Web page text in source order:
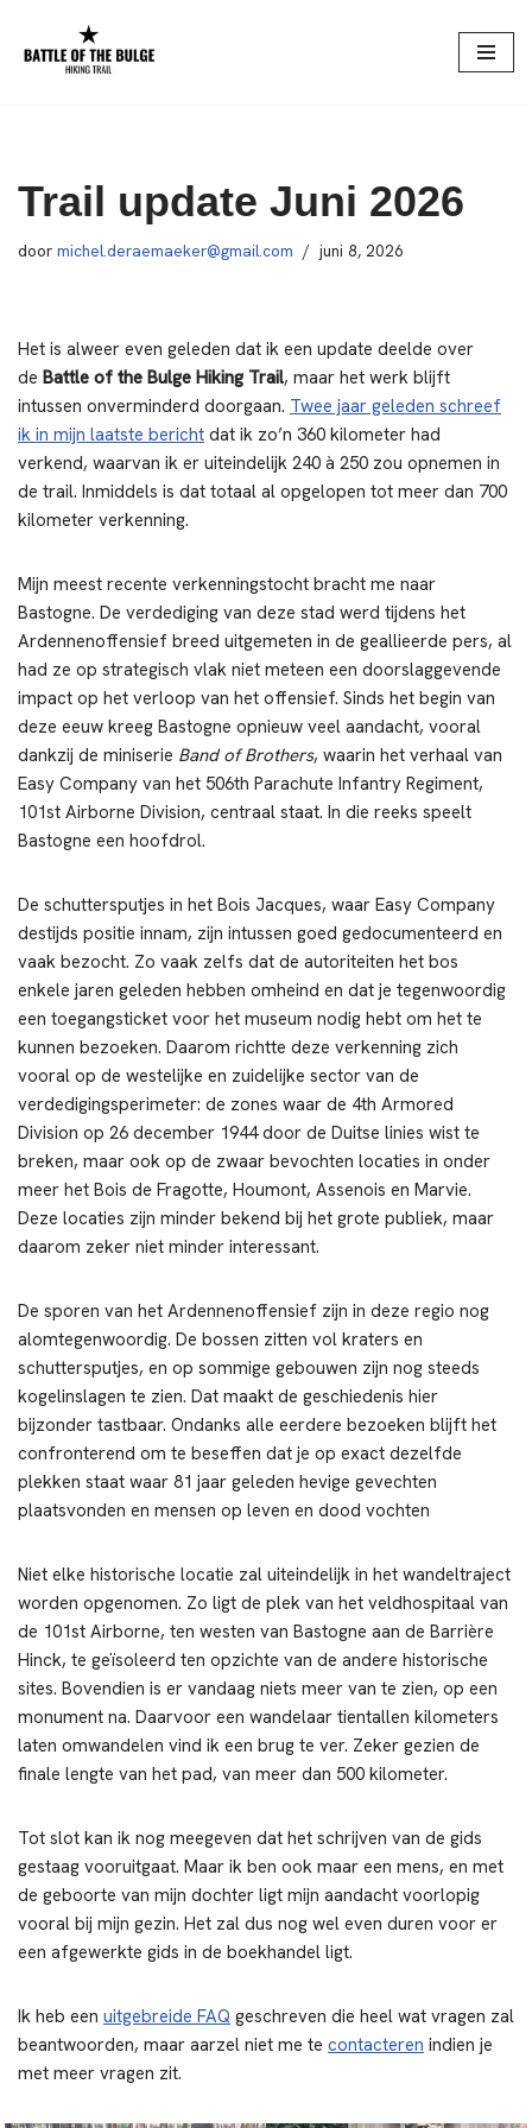
Spring
Trail update Juni 2026
door michel.deraemaeker@gmail.com juni 8, 2026
Het is alweer even geleden dat ik een update deelde over
de Battle of the Bulge Hiking Trail, maar het werk blijft
intussen onverminderd doorgaan. Twee jaar geleden schreef
ik in mijn laatste bericht dat ik zo’n 360 kilometer had
verkend, waarvan ik er uiteindelijk 240 à 250 zou opnemen in
de trail. Inmiddels is dat totaal al opgelopen tot meer dan 700
kilometer verkenning.
Mijn meest recente verkenningstocht bracht me naar
Bastogne. De verdediging van deze stad werd tijdens het
Ardennenoffensief breed uitgemeten in de geallieerde pers, al
had ze op strategisch vlak niet meteen een doorslaggevende
impact op het verloop van het offensief. Sinds het begin van
deze eeuw kreeg Bastogne opnieuw veel aandacht, vooral
dankzij de miniserie Band of Brothers, waarin het verhaal van
Easy Company van het 506th Parachute Infantry Regiment,
101st Airborne Division, centraal staat. In die reeks speelt
Bastogne een hoofdrol.
De schuttersputjes in het Bois Jacques, waar Easy Company
destijds positie innam, zijn intussen goed gedocumenteerd en
vaak bezocht. Zo vaak zelfs dat de autoriteiten het bos
enkele jaren geleden hebben omheind en dat je tegenwoordig
een toegangsticket voor het museum nodig hebt om het te
kunnen bezoeken. Daarom richtte deze verkenning zich
vooral op de westelijke en zuidelijke sector van de
verdedigingsperimeter: de zones waar de 4th Armored
Division op 26 december 1944 door de Duitse linies wist te
breken, maar ook op de zwaar bevochten locaties in onder
meer het Bois de Fragotte, Houmont, Assenois en Marvie.
Deze locaties zijn minder bekend bij het grote publiek, maar
daarom zeker niet minder interessant.
De sporen van het Ardennenoffensief zijn in deze regio nog
alomtegenwoordig. De bossen zitten vol kraters en
schuttersputjes, en op sommige gebouwen zijn nog steeds
kogelinslagen te zien. Dat maakt de geschiedenis hier
bijzonder tastbaar. Ondanks alle eerdere bezoeken blijft het
confronterend om te beseffen dat je op exact dezelfde
plekken staat waar 81 jaar geleden hevige gevechten
plaatsvonden en mensen op leven en dood vochten
Niet elke historische locatie zal uiteindelijk in het wandeltraject
worden opgenomen. Zo ligt de plek van het veldhospitaal van
de 101st Airborne, ten westen van Bastogne aan de Barrière
Hinck, te geïsoleerd ten opzichte van de andere historische
sites. Bovendien is er vandaag niets meer van te zien, op een
monument na. Daarvoor een wandelaar tientallen kilometers
laten omwandelen vind ik een brug te ver. Zeker gezien de
finale lengte van het pad, van meer dan 500 kilometer.
Tot slot kan ik nog meegeven dat het schrijven van de gids
gestaag vooruitgaat. Maar ik ben ook maar een mens, en met
de geboorte van mijn dochter ligt mijn aandacht voorlopig
vooral bij mijn gezin. Het zal dus nog wel even duren voor er
een afgewerkte gids in de boekhandel ligt.
Ik heb een uitgebreide FAQ geschreven die heel wat vragen zal
beantwoorden, maar aarzel niet me te contacteren indien je
met meer vragen zit.